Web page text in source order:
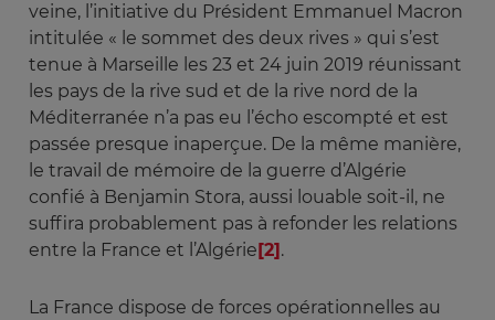
veine, l’initiative du Président Emmanuel Macron
intitulée « le sommet des deux rives » qui s’est
tenue à Marseille les 23 et 24 juin 2019 réunissant
les pays de la rive sud et de la rive nord de la
Méditerranée n’a pas eu l’écho escompté et est
passée presque inaperçue. De la même manière,
le travail de mémoire de la guerre d’Algérie
confié à Benjamin Stora, aussi louable soit-il, ne
suffira probablement pas à refonder les relations
entre la France et l’Algérie[2].
La France dispose de forces opérationnelles au